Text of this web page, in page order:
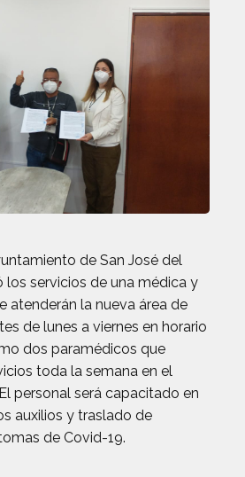
de San José del
los servicios de una médica y
atenderán la nueva área de
de lunes a viernes en horario
dos paramédicos que
toda la semana en el
personal será capacitado en
auxilios y traslado de
de Covid-19.